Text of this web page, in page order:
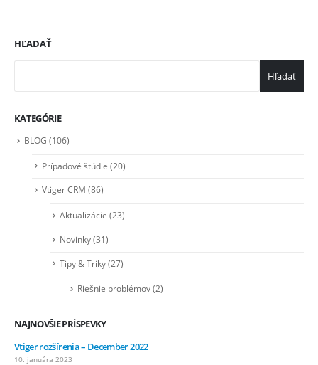
HĽADAŤ
Hľadať
KATEGÓRIE
BLOG (106)
Prípadové štúdie (20)
Vtiger CRM (86)
Aktualizácie (23)
Novinky(31)
Tipy & Triky(27)
Riešnie problémov(2)
NAJNOVŠIE PRÍSPEVKY
Vtiger rozšírenia – December 2022
10. januára 2023